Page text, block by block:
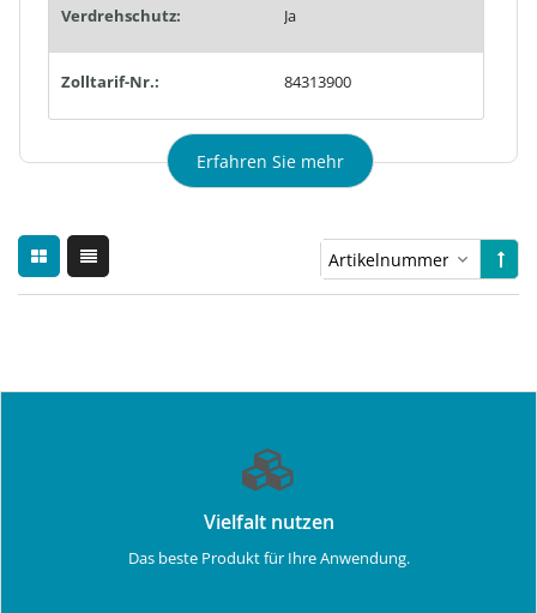
Verdrehschutz: Ja
Zolltarif-Nr.: 84313900
Erfahren Sie mehr
Vielfalt nutzen
Das beste Produkt für Ihre Anwendung.